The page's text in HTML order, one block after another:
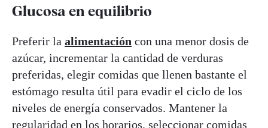
Glucosa en equilibrio
Preferir la alimentación con una menor dosis de
azúcar, incrementar la cantidad de verduras
preferidas, elegir comidas que llenen bastante el
estómago resulta útil para evadir el ciclo de los
niveles de energía conservados. Mantener la
regularidad en los horarios, seleccionar comidas